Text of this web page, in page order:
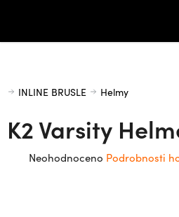
DomůINLINE BRUSLE Helmy
K2 Varsity
Průměrné
Neohodnoceno Podrobnosti